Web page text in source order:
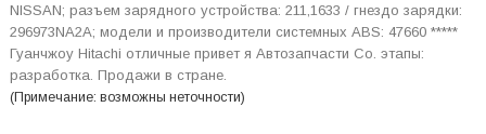
NISSAN; разъем зарядного устройства: 211,1633 / гнездо зарядки:
296973NA2A; модели и производители системных ABS: 47660 *****
Гуанчжоу Hitachi отличные привет я Автозапчасти Co. этапы:
разработка. Продажи в стране.
(Примечание: возможны неточности)